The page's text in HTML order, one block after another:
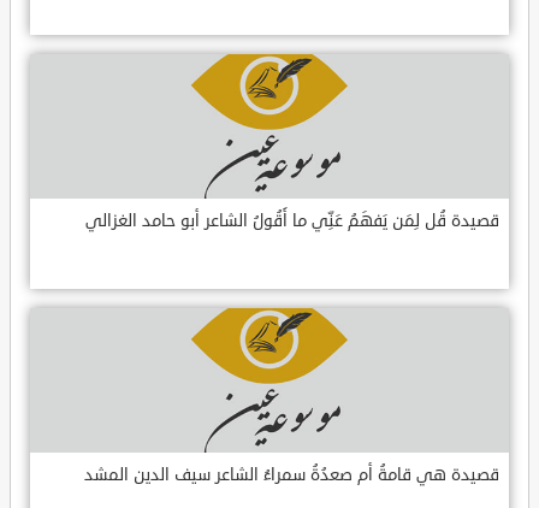
قصيدة قُل لِمَن يَفهَمُ عَنِّي ما أَقُولُ الشاعر أبو حامد الغزالي
قصيدة هي قامةُ أم صعدُةُ سمراءُ الشاعر سيف الدين المشد